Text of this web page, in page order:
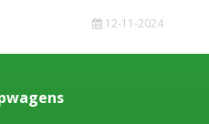
12-11-2024